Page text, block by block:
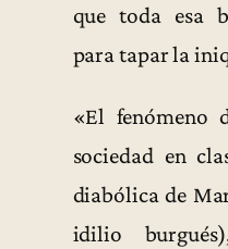
que toda esa
para tapar la
«El fenómeno
sociedad en
diabólica de
idilio